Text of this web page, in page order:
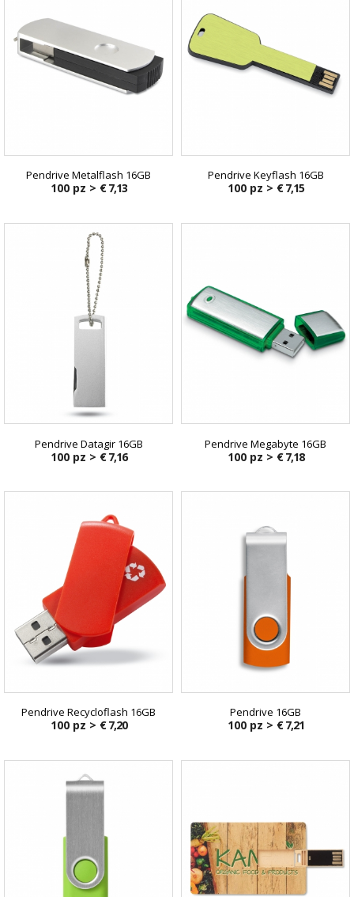
Pendrive Metalflash 16GB
100 pz > € 7,13
Pendrive Keyflash 16GB
100 pz > € 7,15
Pendrive Datagir 16GB
100 pz > € 7,16
Pendrive Megabyte 16GB
100 pz > € 7,18
Pendrive Recycloflash 16GB
100 pz > € 7,20
Pendrive 16GB
100 pz > € 7,21